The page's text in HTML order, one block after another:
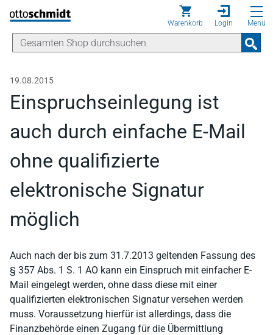
Direkt zum Inhalt
Warenkorb Login Menü
19.08.2015
Einspruchseinlegung ist
auch durch einfache E-Mail
ohne qualifizierte
elektronische Signatur
möglich
Auch nach der bis zum 31.7.2013 geltenden Fassung des
§ 357 Abs. 1 S. 1 AO kann ein Einspruch mit einfacher E-
Mail eingelegt werden, ohne dass diese mit einer
qualifizierten elektronischen Signatur versehen werden
muss. Voraussetzung hierfür ist allerdings, dass die
Finanzbehörde einen Zugang für die Übermittlung